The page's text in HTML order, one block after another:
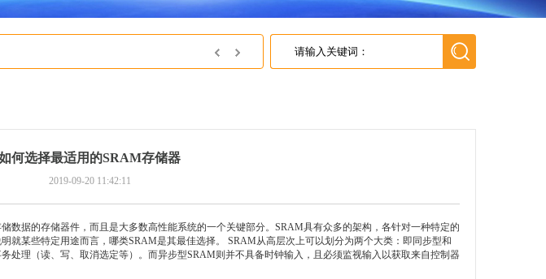
英尚微电子获得上海灵动微电子 2018年最佳代理商
何选择最适用的SRAM存储器
2019-09-20 11:42:11
数据的存储器件，而且是大多数高性能系统的一个关键部分。SRAM具有众多的架构，各针对一种特定的
就某些特定用途而言，哪类SRAM是其最佳选择。 SRAM从高层次上可以划分为两个大类：即同步型和
处理（读、写、取消选定等）。而异步型SRAM则并不具备时钟输入，且必须监视输入以获取来自控制器